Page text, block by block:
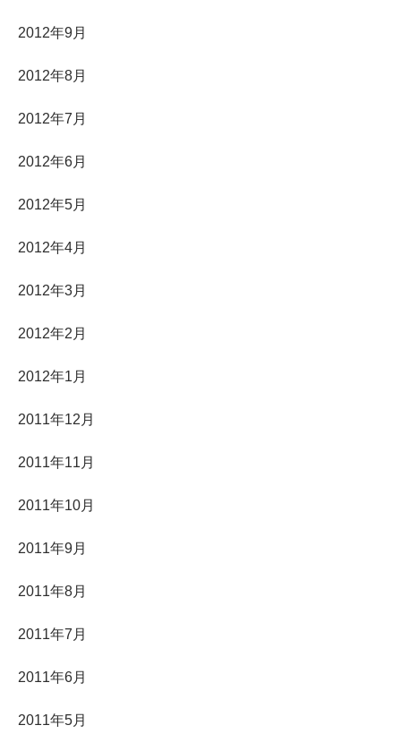
2012年9月
2012年8月
2012年7月
2012年6月
2012年5月
2012年4月
2012年3月
2012年2月
2012年1月
2011年12月
2011年11月
2011年10月
2011年9月
2011年8月
2011年7月
2011年6月
2011年5月